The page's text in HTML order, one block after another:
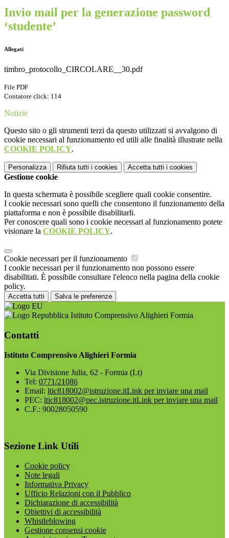
Invio mail per la generazione password
‘studente’
Allegati
timbro_protocollo_CIRCOLARE__30.pdf
File PDF
Contatore click: 114
Notizie
Questo sito o gli strumenti terzi da questo utilizzati si avvalgono di
cookie necessari al funzionamento ed utili alle finalità illustrate nella
COOKIE POLICY.
Personalizza Rifiuta tutti i cookies Accetta tutti i cookies
Gestione cookie
In questa schermata è possibile scegliere quali cookie consentire.
I cookie necessari sono quelli che consentono il funzionamento della
piattaforma e non è possibile disabilitarli.
Per conoscere quali sono i cookie necessari al funzionamento potete
visionare la COOKIE POLICY.
Cookie necessari per il funzionamento
I cookie necessari per il funzionamento non possono essere
disabilitati. È possibile consultare l'elenco nella pagina della cookie
policy.
Accetta tutti Salva le preferenze
Istituto Comprensivo Alighieri Formia
Contatti
Istituto Comprensivo Alighieri Formia
Via Divisione Julia, 62 - Formia (Lt)
Tel: 0771/21086
Email: ltic818002@istruzione.itLink per inviare una mail
PEC: ltic818002@pec.istruzione.itLink per inviare una mail
C.F.: 90028050590
Sezione Link Utili
Cookie policy
Note legali
Informativa Privacy
Ufficio Relazioni con il Pubblico
Dichiarazione di accessibilità
Obiettivi di accessibilità
Whistleblowing
Gestione consensi cookie